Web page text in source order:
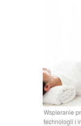
Wspieranie
technologii i